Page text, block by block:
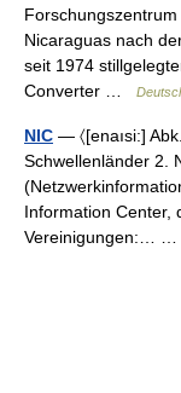
Nicaraguas nach
seit 1974
Converter …
NIC — 〈[enaısi:]
Schwellenländer 2.
Information Center,
Vereinigungen:… …